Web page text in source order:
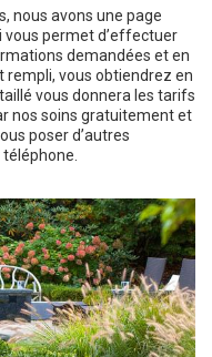
nous avons une page
vous permet d’effectuer
demandées et en
vous obtiendrez en
vous donnera les tarifs
nos soins gratuitement et
poser d’autres